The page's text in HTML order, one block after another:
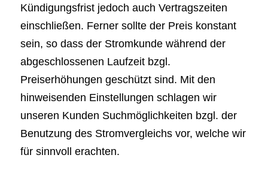
Kündigungsfrist jedoch auch Vertragszeiten
einschließen. Ferner sollte der Preis konstant
sein, so dass der Stromkunde während der
abgeschlossenen Laufzeit bzgl.
Preiserhöhungen geschützt sind. Mit den
hinweisenden Einstellungen schlagen wir
unseren Kunden Suchmöglichkeiten bzgl. der
Benutzung des Stromvergleichs vor, welche wir
für sinnvoll erachten.